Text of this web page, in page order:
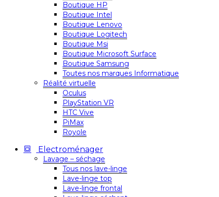
Boutique HP
Boutique Intel
Boutique Lenovo
Boutique Logitech
Boutique Msi
Boutique Microsoft Surface
Boutique Samsung
Toutes nos marques Informatique
Réalité virtuelle
Oculus
PlayStation VR
HTC Vive
PiMax
Royole
Electroménager
Lavage – séchage
Tous nos lave-linge
Lave-linge top
Lave-linge frontal